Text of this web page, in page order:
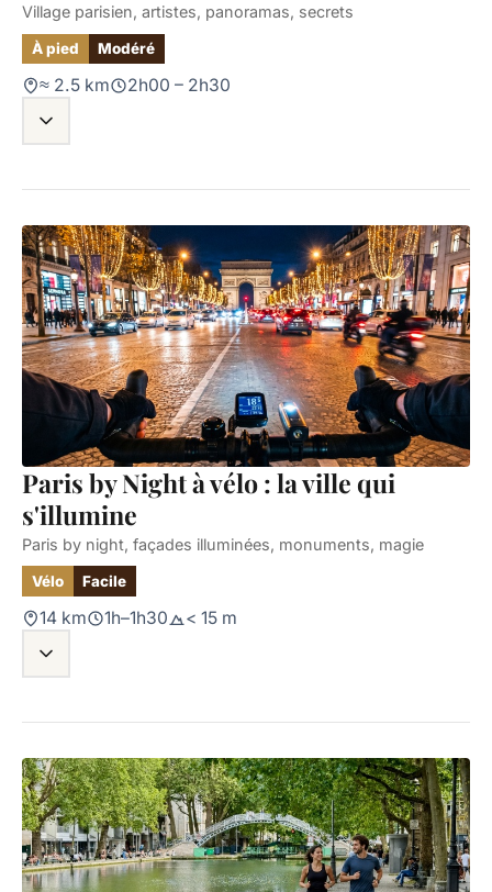
Village parisien, artistes, panoramas, secrets
À pied Modéré
≈ 2.5 km 2h00 – 2h30
Paris by Night à vélo : la ville qui
s'illumine
Paris by night, façades illuminées, monuments, magie
Vélo Facile
14 km 1h–1h30 < 15 m